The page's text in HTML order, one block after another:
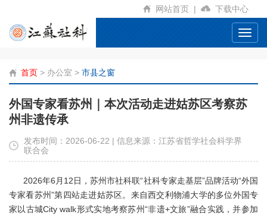
网站首页 | 下载中心
首页 > 办公室 > 市县之窗
外国专家看苏州｜本次活动走进姑苏区考察苏
州非遗传承
发布时间：2026-06-22 | 信息来源：江苏省哲学社会科学界
联合会
2026年6月12日，苏州市社科联“社科专家走基层”品牌活动“外国
专家看苏州”第四站走进姑苏区。来自西交利物浦大学的多位外国专
家以古城City walk形式实地考察苏州“非遗+文旅”融合实践，并参加